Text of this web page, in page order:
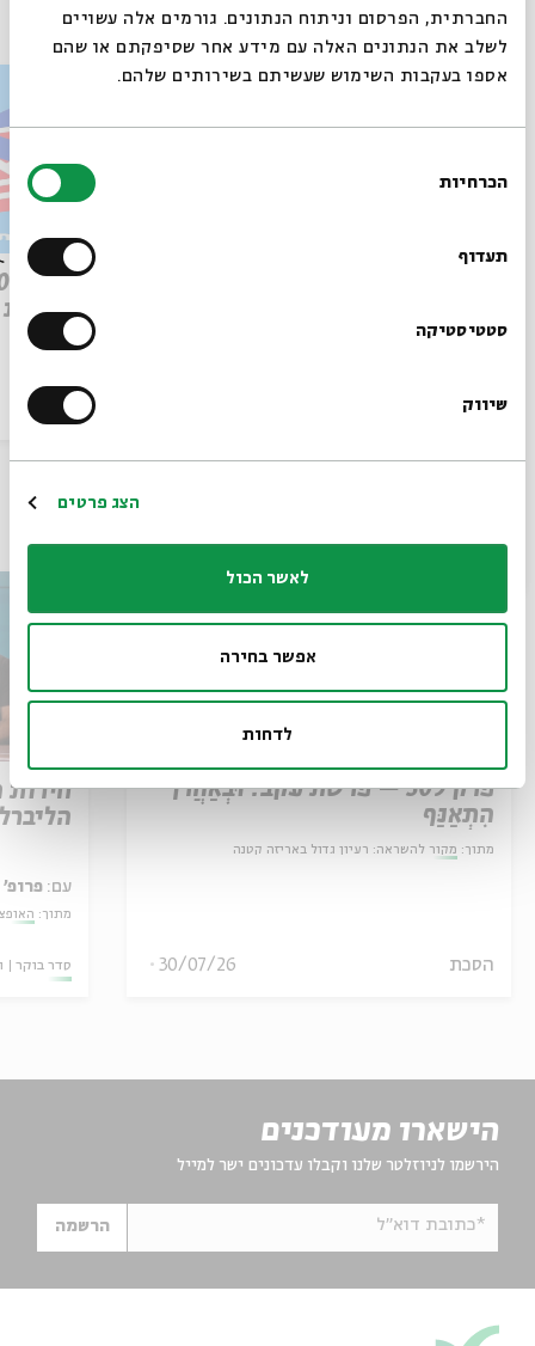
החברתית, הפרסום וניתוח הנתונים. גורמים אלה עשויים
לשלב את הנתונים האלה עם מידע אחר שסיפקתם או שהם
אספו בעקבות השימוש שעשיתם בשירותים שלהם.
הסכמה
הכרחיות
תעדוף
סטטיסטיקה
שיווק
הצג פרטים
לאשר הכול
אפשר בחירה
לדחות
פרקים נוספים בסדרה
הסכת
לוהטת
הסכת
פרק 509 – פרשת עקב: וּבְאַהֲרֹן
הִתְאַנַּף
מתוך: מקור להשראה: רעיון גדול באריזה קטנה
הסכת 30/07/26
חירות
עם: פרופ'
מתוך:
סדר בוקר
הישארו מעודכנים
הירשמו לניוזלטר שלנו וקבלו עדכונים ישר למייל
*כתובת דוא"ל הרשמה